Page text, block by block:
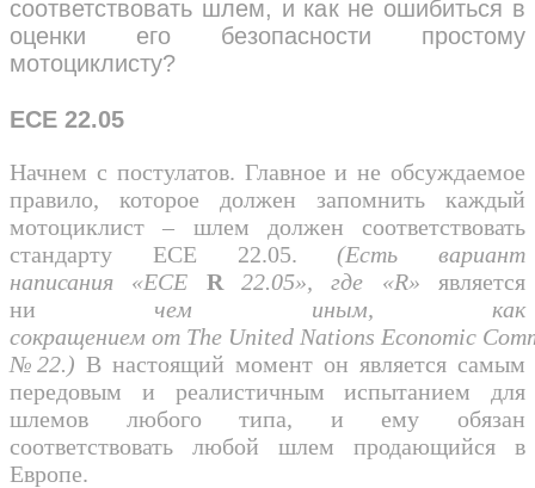
соответствовать шлем, и как не ошибиться в
оценки его безопасности простому
мотоциклисту?
ECE 22.05
Начнем с постулатов. Главное и не обсуждаемое
правило, которое должен запомнить каждый
мотоциклист – шлем должен соответствовать
стандарту ECE 22.05.(Есть
вариант
написания
«ECE R 22.05», где «R» является
ни чем иным, как
сокращением от The United Nations Economic
№22.) В настоящий момент он является самым
передовым и реалистичным испытанием для
шлемов любого типа, и ему обязан
соответствовать любой шлем продающийся в
Европе.